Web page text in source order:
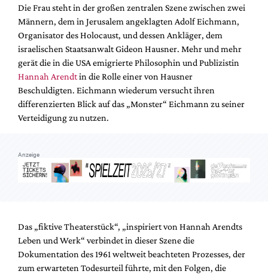
Shop / Abo
Newsletter
Redaktion
Autor:innen
Partner
Mediadaten
Suche
Die Frau steht in der großen zentralen Szene zwischen zwei
Männern, dem in Jerusalem angeklagten Adolf Eichmann,
Organisator des Holocaust, und dessen Ankläger, dem
israelischen Staatsanwalt Gideon Hausner. Mehr und mehr
gerät die in die USA emigrierte Philosophin und Publizistin
Hannah Arendtin die Rolle einer von Hausner
Beschuldigten. Eichmann wiederum versucht ihren
differenzierten Blick auf das „Monster“ Eichmann zu seiner
Verteidigung zu nutzen.
Anzeige
Das „fiktive Theaterstück“, „inspiriert von Hannah Arendts
Leben und Werk“ verbindet in dieser Szene die
Dokumentation des 1961 weltweit beachteten Prozesses, der
zum erwarteten Todesurteil führte, mit den Folgen, die